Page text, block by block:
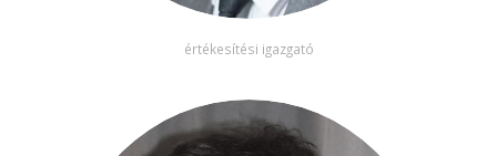
értékesítési igazgató